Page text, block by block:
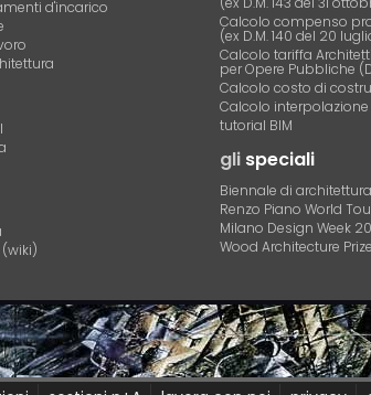
d'incarico
Calcolo compenso
(ex D.M. 140 del 20
Calcolo tariffa
per Opere Pubbliche
Calcolo costo di
Calcolo interpolazione
tutorial BIM
gli speciali
Biennale di
Renzo Piano World
Milano Design Week
Wood Architecture